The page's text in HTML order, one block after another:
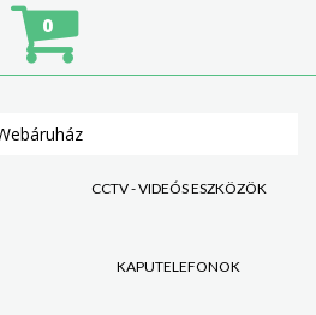
0
CCTV - VIDEÓS ESZKÖZÖK
KAPUTELEFONOK